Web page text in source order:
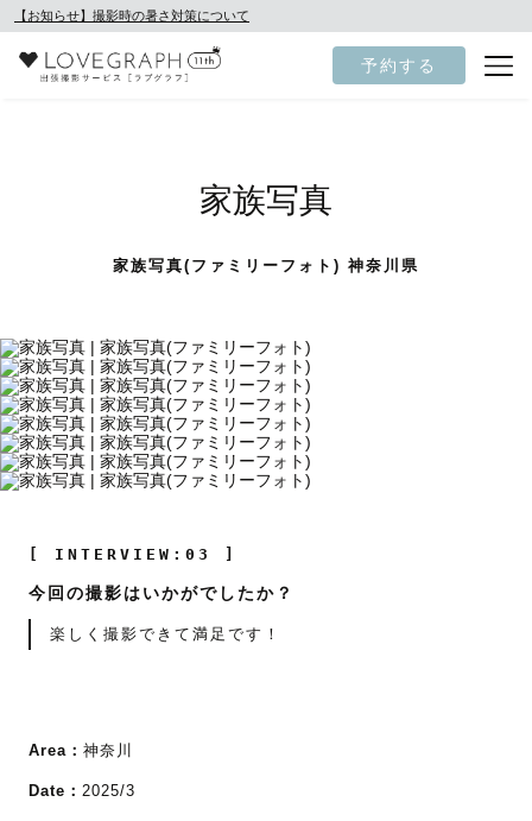
【お知らせ】撮影時の暑さ対策について
予約する
家族写真
家族写真(ファミリーフォト) 神奈川県
[ INTERVIEW:03 ]
今回の撮影はいかがでしたか？
楽しく撮影できて満足です！
Area： 神奈川
Date： 2025/3